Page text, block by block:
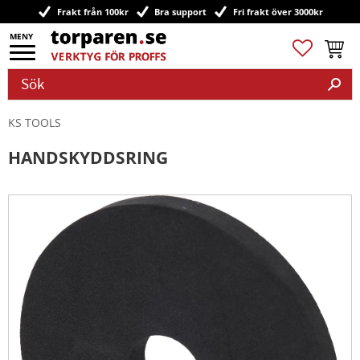
Meny
Frakt från 100kr Bra support Fri frakt över 3000kr
Favoriter
KS TOOLS
HANDSKYDDSRING